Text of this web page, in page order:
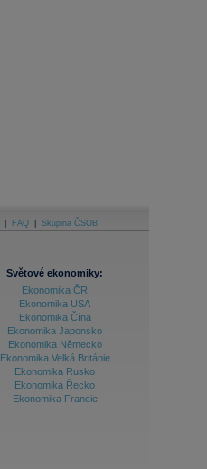
FAQ Skupina ČSOB
Světové ekonomiky:
Ekonomika ČR
Ekonomika USA
Ekonomika Čína
Ekonomika Japonsko
Ekonomika Německo
Ekonomika Velká Británie
Ekonomika Rusko
Ekonomika Řecko
Ekonomika Francie